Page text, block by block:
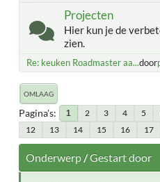
Projecten
Hier kun je de
zien.
Re: keuken Roadmaster aa...door
OMLAAG
Pagina's 1 2 3 4 5
12
13 14 15 16 17
Onderwerp/Gestart door